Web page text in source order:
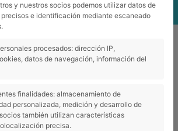
pong et billard
pong et billard
y nuestros socios podemos utilizar datos de
e identificación mediante escaneado
procesados: dirección IP,
datos de navegación, información del
finalidades: almacenamiento de
personalizada, medición y desarrollo de
también utilizan características
precisa.